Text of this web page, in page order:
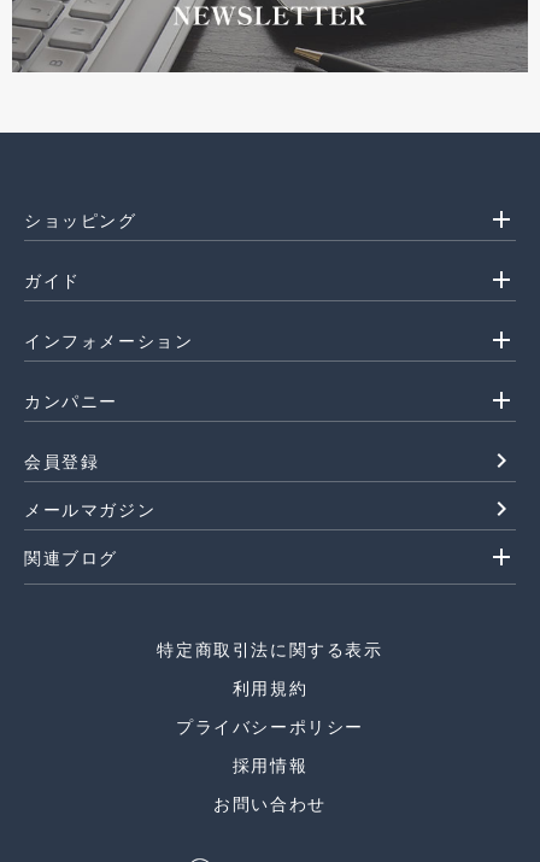
ショッピング add
ガイド add
インフォメーション add
カンパニー add
会員登録 navigate_next
メールマガジン navigate_next
関連ブログ add
特定商取引法に関する表示
利用規約
プライバシーポリシー
採用情報
お問い合わせ